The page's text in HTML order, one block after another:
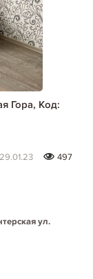
Гора, Код:
29.01.23
497
ул.